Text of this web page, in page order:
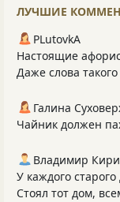
ЛУЧШИЕ
PLutоvkА
Настоящие
Даже слова
Галина
Чайник должен
Владимир
У каждого
Стоял тот дом,